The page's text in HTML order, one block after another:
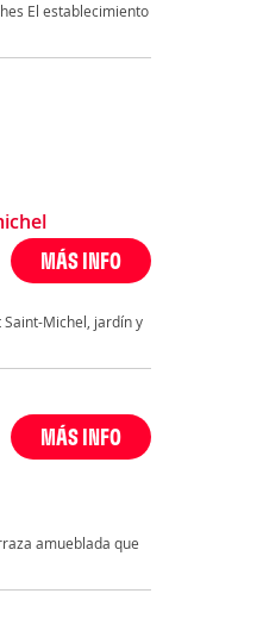
El establecimiento
MÁS INFO
Saint-Michel, jardín y
MÁS INFO
amueblada que